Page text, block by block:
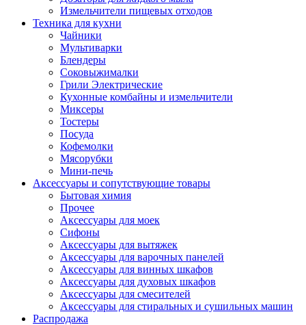
Измельчители пищевых отходов
Техника для кухни
Чайники
Мультиварки
Блендеры
Соковыжималки
Грили Электрические
Кухонные комбайны и измельчители
Миксеры
Тостеры
Посуда
Кофемолки
Мясорубки
Мини-печь
Аксессуары и сопутствующие товары
Бытовая химия
Прочее
Аксессуары для моек
Сифоны
Аксессуары для вытяжек
Аксессуары для варочных панелей
Аксессуары для винных шкафов
Аксессуары для духовых шкафов
Аксессуары для смесителей
Аксессуары для стиральных и сушильных машин
Распродажа